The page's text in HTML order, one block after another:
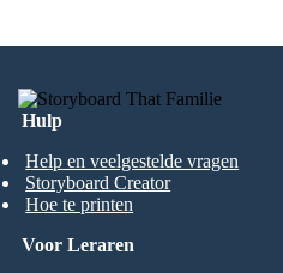
Hulp
Help en veelgestelde vragen
Storyboard Creator
Hoe te printen
Voor Leraren